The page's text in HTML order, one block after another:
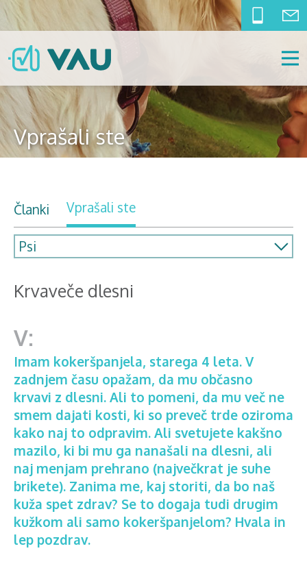
Vprašali ste
Članki Vprašali ste
Krvaveče dlesni
Imam kokeršpanjela, starega 4 leta. V
zadnjem času opažam, da mu občasno
krvavi z dlesni. Ali to pomeni, da mu več ne
smem dajati kosti, ki so preveč trde oziroma
kako naj to odpravim. Ali svetujete kakšno
mazilo, ki bi mu ga nanašali na dlesni, ali
naj menjam prehrano (največkrat je suhe
brikete). Zanima me, kaj storiti, da bo naš
kuža spet zdrav? Se to dogaja tudi drugim
kužkom ali samo kokeršpanjelom? Hvala in
lep pozdrav.